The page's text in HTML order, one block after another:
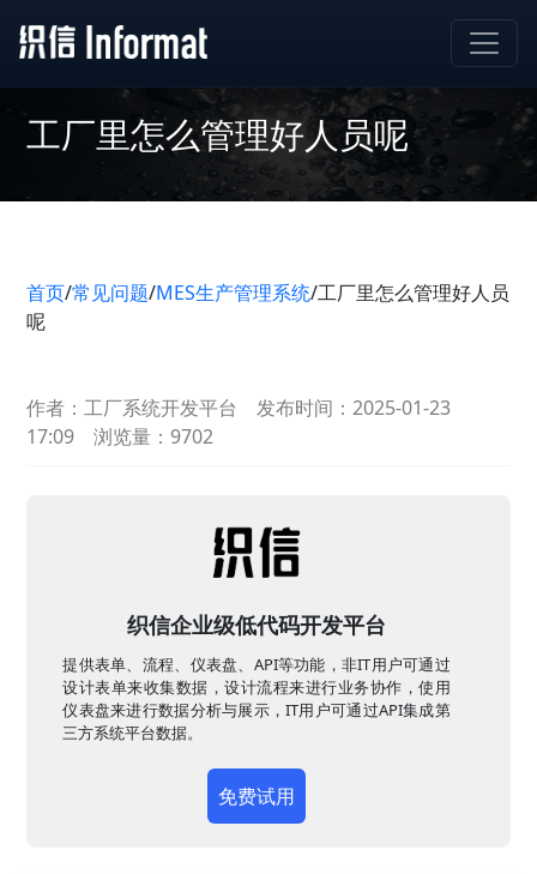
工厂里怎么管理好人员呢
首页/常见问题/MES生产管理系统/工厂里怎么管理好人员
呢
作者：工厂系统开发平台
发布时间：2025-01-23
17:09
浏览量：9702
织信企业级低代码开发平台
提供表单、流程、仪表盘、API等功能，非IT用户可通过
设计表单来收集数据，设计流程来进行业务协作，使用
仪表盘来进行数据分析与展示，IT用户可通过API集成第
三方系统平台数据。
免费试用